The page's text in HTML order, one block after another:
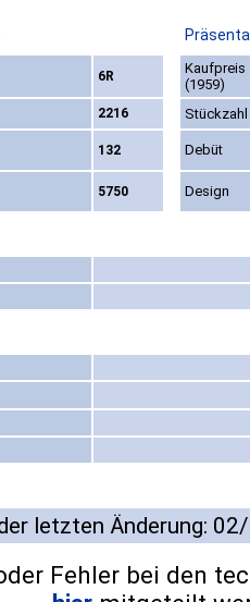
6R
Kaufpreis
(1959)
2216 Stückzahl
132 Debüt
5750 Design
letzten Änderung:
Fehler bei den